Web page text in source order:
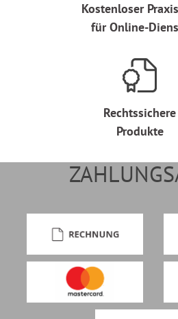
Kostenloser
für Online-
Rechtssichere
Produkte